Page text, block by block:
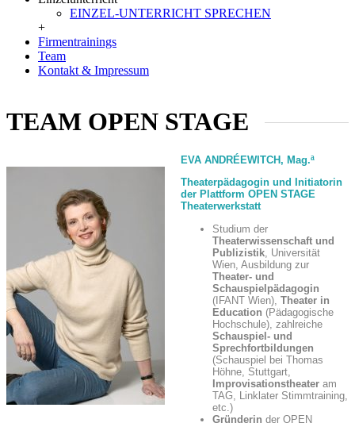
EINZEL-UNTERRICHT SPRECHEN
+
Firmentrainings
Team
Kontakt & Impressum
TEAM OPEN STAGE
EVA ANDRÉEWITCH, Mag.ª
Theaterpädagogin und Initiatorin
der Plattform OPEN STAGE
Theaterwerkstatt
Studium der
Theaterwissenschaft und
Publizistik, Universität
Wien, Ausbildung zur
Theater- und
Schauspielpädagogin
(IFANT Wien), Theater in
Education (Pädagogische
Hochschule), zahlreiche
Schauspiel- und
Sprechfortbildungen
(Schauspiel bei Thomas
Höhne, Stuttgart,
Improvisationstheateram
TAG, Linklater Stimmtraining,
etc.)
Gründerin derOPEN